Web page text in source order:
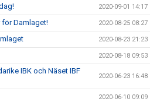
2020-09-01 14:17
för Damlaget! 2020-08-25 08:27
2020-08-23 21:23
2020-08-18 09:53
IBK och Näset IBF
2020-06-23 16:48
2020-06-10 09:09